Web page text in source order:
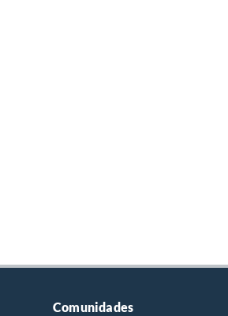
Comunidades